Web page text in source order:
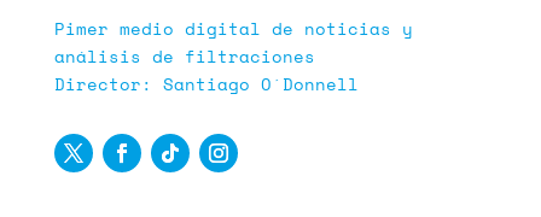
Pimer medio digital de noticias y
análisis de filtraciones
Director: Santiago O´Donnell